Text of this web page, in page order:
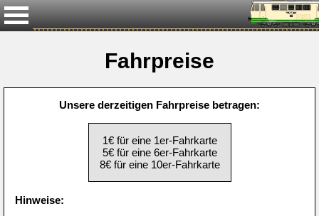
Fahrpreise
Unsere derzeitigen Fahrpreise betragen:
1€ für eine 1er-Fahrkarte
5€ für eine 6er-Fahrkarte
8€ für eine 10er-Fahrkarte
Hinweise: